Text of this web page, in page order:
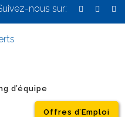
nous sur:
d’équipe
Offres d’Emploi